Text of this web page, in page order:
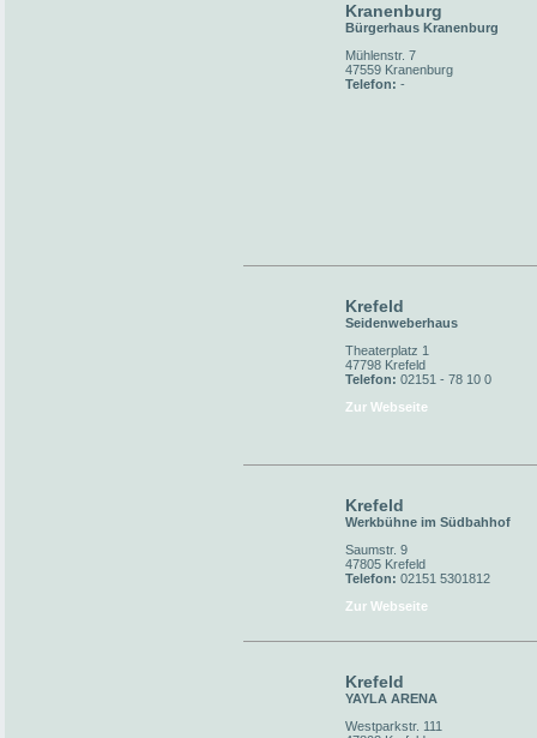
Kranenburg
Bürgerhaus Kranenburg
Mühlenstr. 7
47559 Kranenburg
Telefon: -
Krefeld
Seidenweberhaus
Theaterplatz 1
47798 Krefeld
Telefon: 02151 - 78 10 0
Zur Webseite
Krefeld
Werkbühne im Südbahhof
Saumstr. 9
47805 Krefeld
Telefon: 02151 5301812
Zur Webseite
Krefeld
YAYLA ARENA
Westparkstr. 111